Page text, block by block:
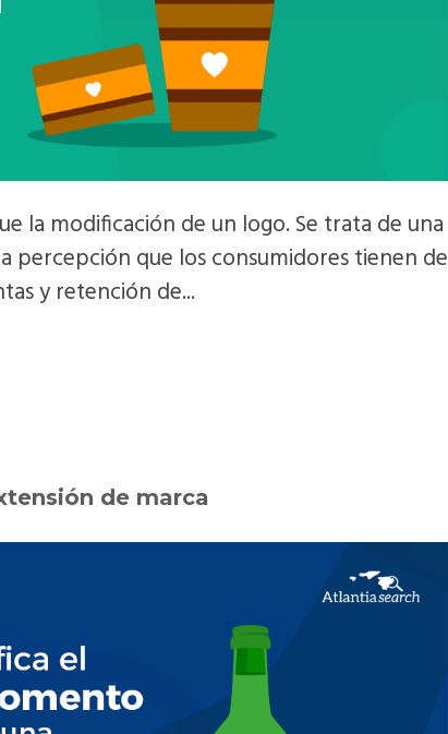
la modificación de un logo. Se trata de una
que los consumidores tienen de
y retención de...
de marca